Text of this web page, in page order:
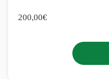
200,00€